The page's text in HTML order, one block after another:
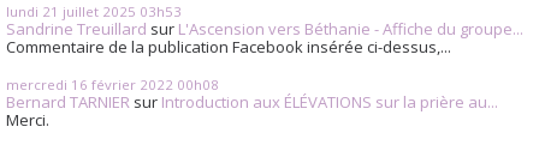
lundi 21 juillet 2025 03h53
Sandrine Treuillard sur L'Ascension vers Béthanie - Affiche du groupe...
Commentaire de la publication Facebook insérée ci-dessus,...
mercredi 16 février 2022 00h08
Bernard TARNIER sur Introduction aux ÉLÉVATIONS sur la prière au...
Merci.